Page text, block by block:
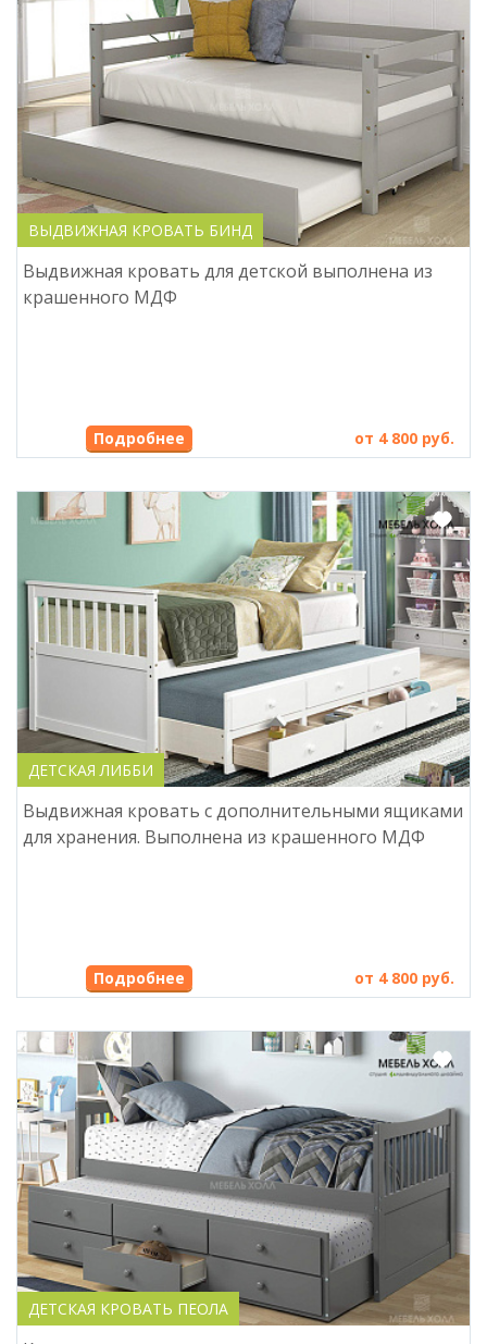
ВЫДВИЖНАЯ КРОВАТЬ БИНД
Выдвижная кровать для детской выполнена из
крашенного МДФ
Подробнее от 4 800 руб.
ДЕТСКАЯ ЛИББИ
Выдвижная кровать с дополнительными ящиками
для хранения. Выполнена из крашенного МДФ
Подробнее от 4 800 руб.
ДЕТСКАЯ КРОВАТЬ ПЕОЛА